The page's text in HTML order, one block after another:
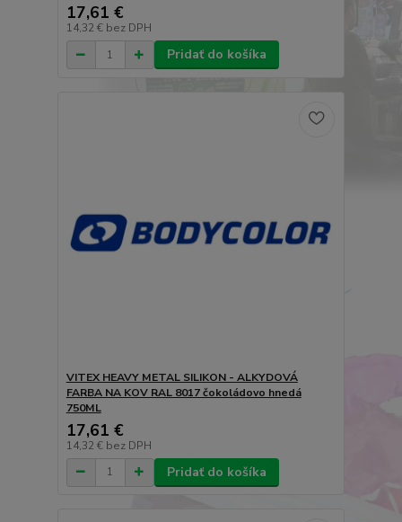
17,61 €
14,32 € bez DPH
Pridať do košíka
VITEX HEAVY METAL SILIKON - ALKYDOVÁ
FARBA NA KOV RAL 8017 čokoládovo hnedá
750ML
17,61 €
14,32 € bez DPH
Pridať do košíka